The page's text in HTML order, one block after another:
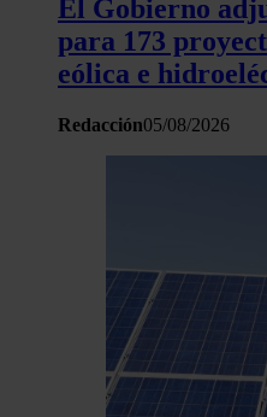
El Gobierno
para 173
eólica e
Redacción05/08/2026